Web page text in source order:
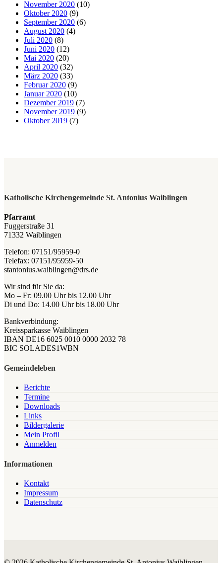
November 2020 (10)
Oktober 2020 (9)
September 2020 (6)
August 2020 (4)
Juli 2020 (8)
Juni 2020 (12)
Mai 2020 (20)
April 2020 (32)
März 2020 (33)
Februar 2020 (9)
Januar 2020 (10)
Dezember 2019 (7)
November 2019 (9)
Oktober 2019 (7)
Katholische Kirchengemeinde St. Antonius Waiblingen
Pfarramt
Fuggerstraße 31
71332 Waiblingen
Telefon: 07151/95959-0
Telefax: 07151/95959-50
stantonius.waiblingen@drs.de
Wir sind für Sie da:
Mo – Fr: 09.00 Uhr bis 12.00 Uhr
Di und Do: 14.00 Uhr bis 18.00 Uhr
Bankverbindung:
Kreissparkasse Waiblingen
IBAN DE16 6025 0010 0000 2032 78
BIC SOLADES1WBN
Gemeindeleben
Berichte
Termine
Downloads
Links
Bildergalerie
Mein Profil
Anmelden
Informationen
Kontakt
Impressum
Datenschutz